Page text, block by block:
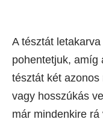
A tésztát
pohentetjuk, amíg
tésztát két
vagy hosszúkás
már mindenkire